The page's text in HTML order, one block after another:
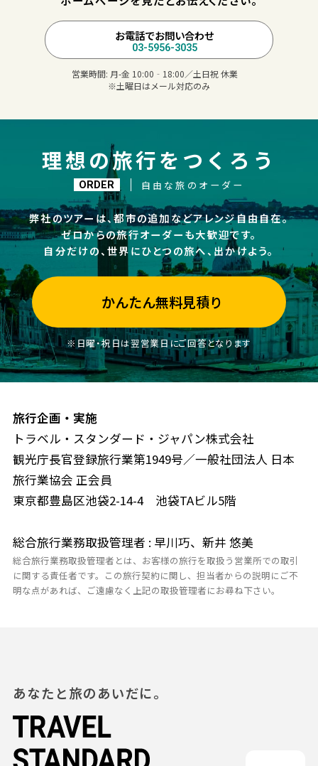
お電話でお問い合わせ
03-5956-3035
営業時間: 月-金 10:00‐18:00／土日祝 休業
※土曜日はメール対応のみ
理想の旅行をつくろう
ORDER 自由な旅のオーダー
弊社のツアーは、都市の追加などアレンジ自由自在。
ゼロからの旅行オーダーも大歓迎です。
自分だけの、世界にひとつの旅へ、出かけよう。
かんたん無料見積り
※日曜・祝日は翌営業日にご回答となります
旅行企画・実施
トラベル・スタンダード・ジャパン株式会社
観光庁長官登録旅行業第1949号／一般社団法人 日本
旅行業協会 正会員
東京都豊島区池袋2-14-4 池袋TAビル5階
総合旅行業務取扱管理者 : 早川巧、新井 悠美
総合旅行業務取扱管理者とは、お客様の旅行を取扱う営業所での取引
に関する責任者です。この旅行契約に関し、担当者からの説明にご不
明な点があれば、ご遠慮なく上記の取扱管理者にお尋ね下さい。
あなたと旅のあいだに。